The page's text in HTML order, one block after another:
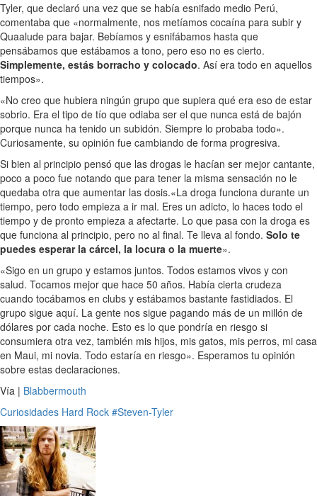
Tyler, que declaró una vez que se había esnifado medio Perú,
comentaba que «normalmente, nos metíamos cocaína para subir y
Quaalude para bajar. Bebíamos y esnifábamos hasta que
pensábamos que estábamos a tono, pero eso no es cierto.
Simplemente, estás borracho y colocado. Así era todo en aquellos
tiempos».
«No creo que hubiera ningún grupo que supiera qué era eso de estar
sobrio. Era el tipo de tío que odiaba ser el que nunca está de bajón
porque nunca ha tenido un subidón. Siempre lo probaba todo».
Curiosamente, su opinión fue cambiando de forma progresiva.
Si bien al principio pensó que las drogas le hacían ser mejor cantante,
poco a poco fue notando que para tener la misma sensación no le
quedaba otra que aumentar las dosis.«La droga funciona durante un
tiempo, pero todo empieza a ir mal. Eres un adicto, lo haces todo el
tiempo y de pronto empieza a afectarte. Lo que pasa con la droga es
que funciona al principio, pero no al final. Te lleva al fondo. Solo te
puedes esperar la cárcel, la locura o la muerte».
«Sigo en un grupo y estamos juntos. Todos estamos vivos y con
salud. Tocamos mejor que hace 50 años. Había cierta crudeza
cuando tocábamos en clubs y estábamos bastante fastidiados. El
grupo sigue aquí. La gente nos sigue pagando más de un millón de
dólares por cada noche. Esto es lo que pondría en riesgo si
consumiera otra vez, también mis hijos, mis gatos, mis perros, mi casa
en Maui, mi novia. Todo estaría en riesgo». Esperamos tu opinión
sobre estas declaraciones.
Vía | Blabbermouth
Curiosidades Hard Rock #Steven-Tyler